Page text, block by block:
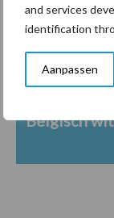
and services
identification
Aanpassen
Belgisch